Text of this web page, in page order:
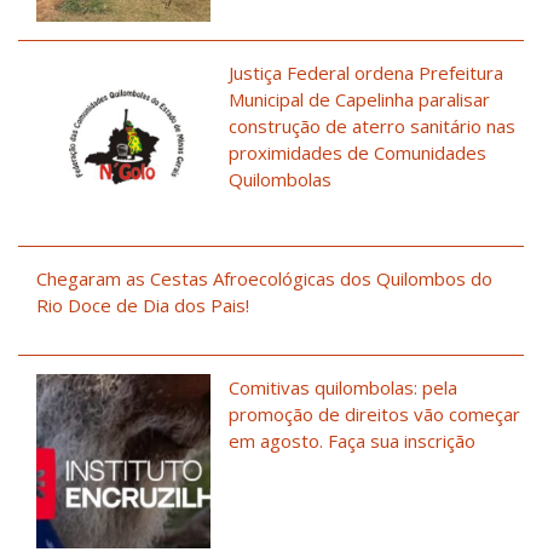
Justiça Federal ordena Prefeitura
Municipal de Capelinha paralisar
construção de aterro sanitário nas
proximidades de Comunidades
Quilombolas
Chegaram as Cestas Afroecológicas dos Quilombos do
Rio Doce de Dia dos Pais!
Comitivas quilombolas: pela
promoção de direitos vão começar
em agosto. Faça sua inscrição